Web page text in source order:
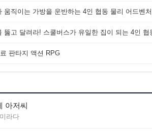
움직이는 가방을 운반하는 4인 협동 물리 어드벤
뚫고 달려라! 스쿨버스가 유일한 집이 되는 4인 협
판타지 액션 RPG
아저씨
미라다